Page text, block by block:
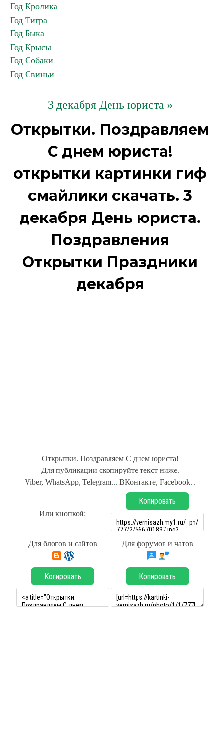
Год Кролика
Год Тигра
Год Быка
Год Крысы
Год Собаки
Год Свиньи
3 декабря День юриста »
Открытки. Поздравляем
С днем юриста!
открытки картинки гиф
смайлики скачать. 3
декабря День юриста.
Поздравления
Открытки Праздники
декабря
Открытки. Поздравляем С днем юриста!
Для публикации скопируйте текст ниже.
Viber, WhatsApp, Telegram... ВКонтакте, Facebook...
Или кнопкой:
Копировать
Для блогов и сайтов Для форумов и чатов
Копировать Копировать